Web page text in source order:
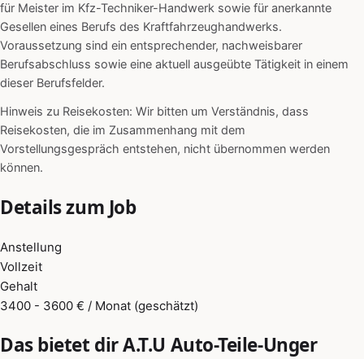
für Meister im Kfz-Techniker-Handwerk sowie für anerkannte
Gesellen eines Berufs des Kraftfahrzeughandwerks.
Voraussetzung sind ein entsprechender, nachweisbarer
Berufsabschluss sowie eine aktuell ausgeübte Tätigkeit in einem
dieser Berufsfelder.
Hinweis zu Reisekosten: Wir bitten um Verständnis, dass
Reisekosten, die im Zusammenhang mit dem
Vorstellungsgespräch entstehen, nicht übernommen werden
können.
Details zum Job
Anstellung
Vollzeit
Gehalt
3400 - 3600 € / Monat (geschätzt)
Das bietet dir A.T.U Auto-Teile-Unger